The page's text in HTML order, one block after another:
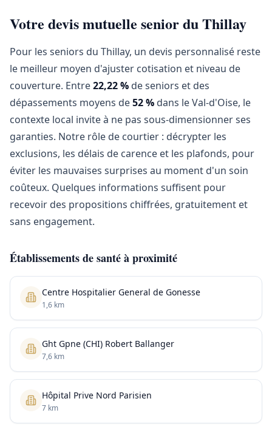
Votre devis mutuelle senior du Thillay
Pour les seniors du Thillay, un devis personnalisé reste
le meilleur moyen d'ajuster cotisation et niveau de
couverture. Entre22,22 % de seniors et des
dépassements moyens de52 % dans le Val-d'Oise, le
contexte local invite à ne pas sous-dimensionner ses
garanties. Notre rôle de courtier : décrypter les
exclusions, les délais de carence et les plafonds, pour
éviter les mauvaises surprises au moment d'un soin
coûteux. Quelques informations suffisent pour
recevoir des propositions chiffrées, gratuitement et
sans engagement.
Établissements de santé à proximité
Centre Hospitalier General de Gonesse
1,6 km
Ght Gpne (CHI) Robert Ballanger
7,6 km
Hôpital Prive Nord Parisien
7 km